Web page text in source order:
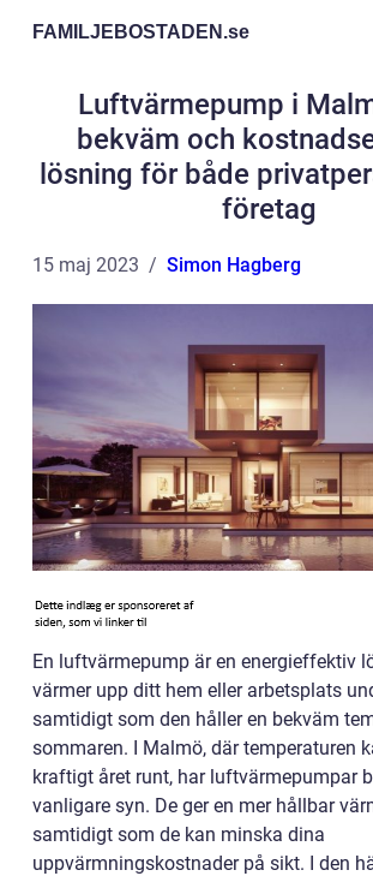
FAMILJEBOSTADEN.se
Luftvärmepump i
bekväm och
lösning för både
företag
15 maj 2023 Simon Hagberg
En luftvärmepump är en energieffektiv
värmer upp ditt hem eller arbetsplats
samtidigt som den håller en bekväm
sommaren. I Malmö, där temperaturen
kraftigt året runt, har luftvärmepumpar
vanligare syn. De ger en mer hållbar
samtidigt som de kan minska dina
uppvärmningskostnader på sikt. I den